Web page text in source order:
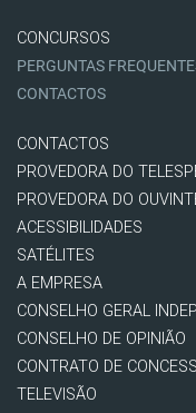
CONCURSOS
PERGUNTAS
CONTACTOS
CONTACTOS
PROVEDORA DO
PROVEDORA DO
ACESSIBILIDADES
SATÉLITES
A EMPRESA
CONSELHO GERAL
CONSELHO DE OPINIÃO
CONTRATO DE
TELEVISÃO